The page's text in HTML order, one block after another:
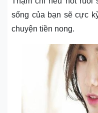
sống của bạn sẽ cực
chuyện tiền nong.